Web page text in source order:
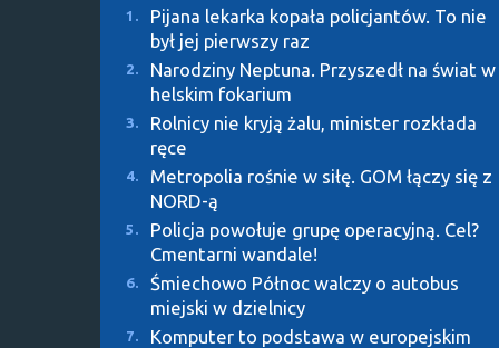
1.
Pijana lekarka kopała policjantów. To nie
był jej pierwszy raz
2.
Narodziny Neptuna. Przyszedł na świat w
helskim fokarium
3.
Rolnicy nie kryją żalu, minister rozkłada
ręce
4.
Metropolia rośnie w siłę. GOM łączy się z
NORD-ą
5.
Policja powołuje grupę operacyjną. Cel?
Cmentarni wandale!
6.
Śmiechowo Północ walczy o autobus
miejski w dzielnicy
7.
Komputer to podstawa w europejskim